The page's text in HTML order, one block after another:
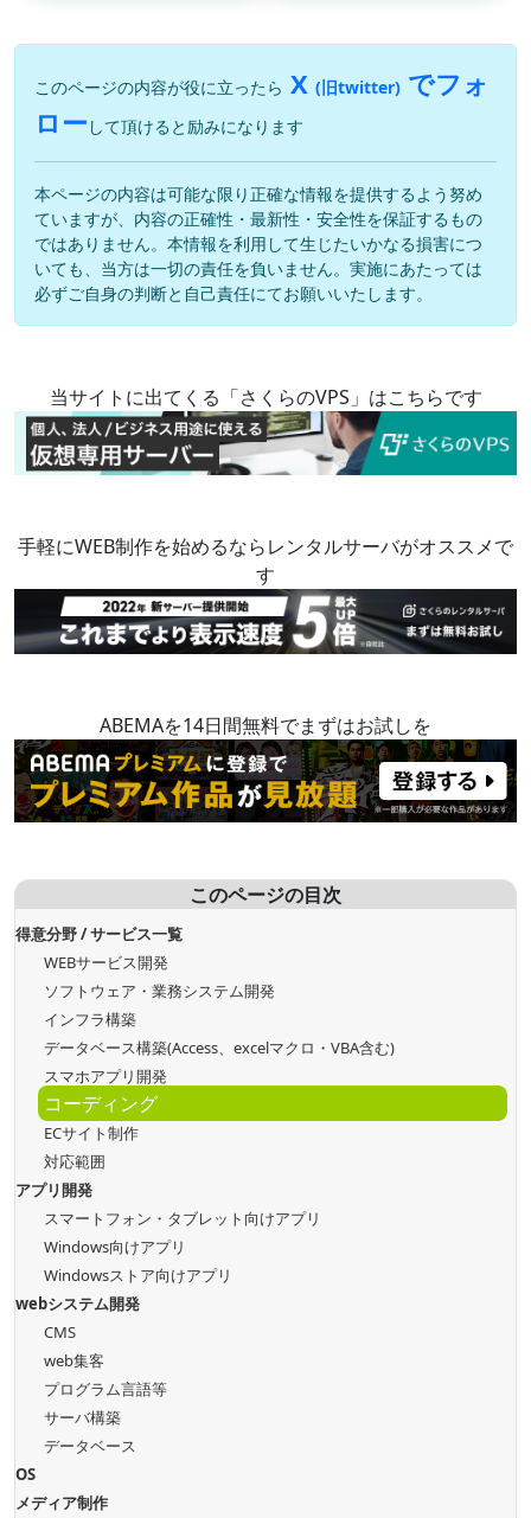
このページの内容が役に立ったら X (旧twitter) でフォ
ロー して頂けると励みになります
本ページの内容は可能な限り正確な情報を提供するよう努め
ていますが、内容の正確性・最新性・安全性を保証するもの
ではありません。本情報を利用して生じたいかなる損害につ
いても、当方は一切の責任を負いません。実施にあたっては
必ずご自身の判断と自己責任にてお願いいたします。
当サイトに出てくる「さくらのVPS」はこちらです
手軽にWEB制作を始めるならレンタルサーバがオススメで
す
ABEMAを14日間無料でまずはお試しを
このページの目次
得意分野 / サービス一覧
WEBサービス開発
ソフトウェア・業務システム開発
インフラ構築
データベース構築(Access、excelマクロ・VBA含む)
スマホアプリ開発
コーディング
ECサイト制作
対応範囲
アプリ開発
スマートフォン・タブレット向けアプリ
Windows向けアプリ
Windowsストア向けアプリ
webシステム開発
CMS
web集客
プログラム言語等
サーバ構築
データベース
OS
メディア制作